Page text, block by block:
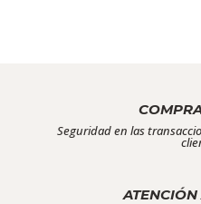
Seguridad en las